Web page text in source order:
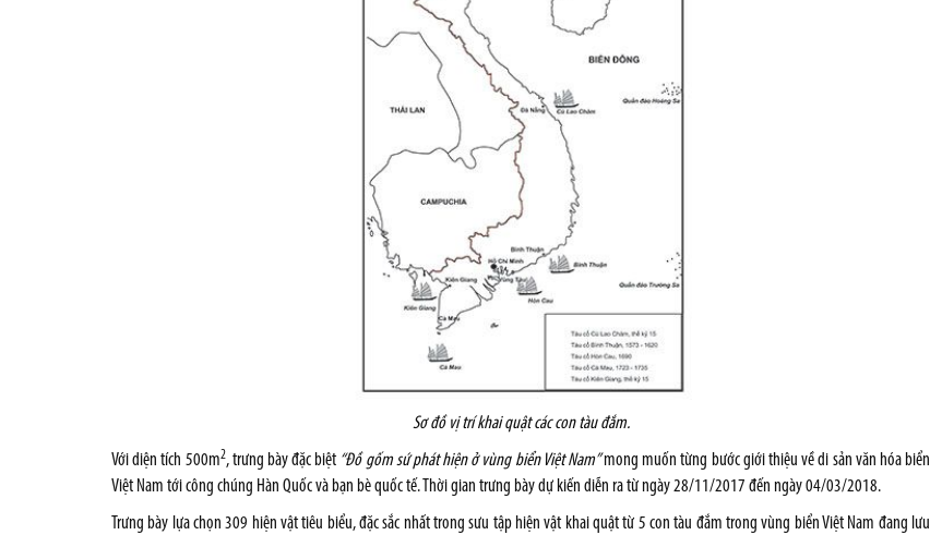
Sơ đồ vị trí khai quật các con tàu đắm.
Với diện tích 500m2, trưng bày đặc biệt “Đồ gốm sứ phát hiện ở vùng biển Việt Nam”mong muốn từng bước giới thiệu về di sản văn hóa biển
Việt Nam tới công chúng Hàn Quốc và bạn bè quốc tế. Thời gian trưng bày dự kiến diễn ra từ ngày 28/11/2017 đến ngày 04/03/2018.
Trưng bày lựa chọn 309 hiện vật tiêu biểu, đặc sắc nhất trong sưu tập hiện vật khai quật từ 5 con tàu đắm trong vùng biển Việt Nam đang lưu